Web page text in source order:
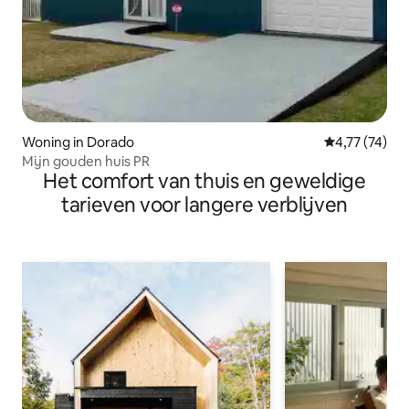
Woning in Dorado Gemiddelde
4,77 (74)
Mijn gouden huis PR
Het comfort van thuis en geweldige
tarieven voor langere verblijven